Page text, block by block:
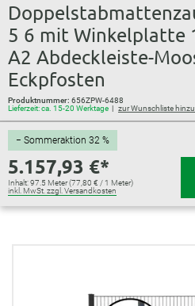
5 6 mit Winkelplatte
A2 Abdeckleiste-
Eckpfosten
Produktnummer: 656ZPW-6488
Lieferzeit: ca. 15-20 Werktage
zur Wunschliste
− Sommeraktion 32 %
5.157,93 €*
Inhalt:97.5 Meter(77,80 € / 1 Meter)
inkl. MwSt. zzgl. Versandkosten